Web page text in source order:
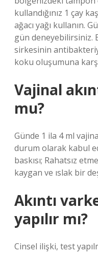
kullandığınız 1 çay
ağacı yağı kullanın.
gün deneyebilirsiniz.
sirkesinin
koku oluşumuna
Vajinal
mu?
Günde 1 ila 4 ml
durum olarak kabul
baskısı; Rahatsız
kaygan ve ıslak bir
Akıntı
yapılır mı?
Cinsel ilişki, test